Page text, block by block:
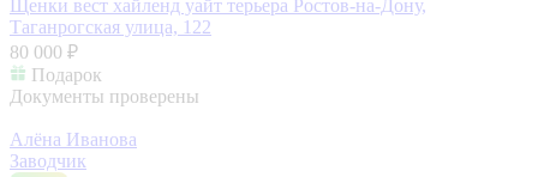
Щенки вест хайленд уайт терьера Ростов-на-Дону,
Таганрогская улица, 122
80 000 ₽
Подарок
Документы проверены
Алёна Иванова
Заводчик